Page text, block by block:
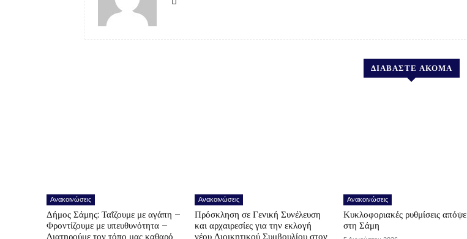
ΔΙΑΒΑΣΤΕ ΑΚΟΜΑ
Ανακοινώσεις
Δήμος Σάμης: Ταΐζουμε με αγάπη –
Φροντίζουμε με υπευθυνότητα –
Διατηρούμε τον τόπο μας καθαρό
Ανακοινώσεις
Πρόσκληση σε Γενική Συνέλευση
και αρχαιρεσίες για την εκλογή
νέου Διοικητικού Συμβουλίου στον
Ανακοινώσεις
Κυκλοφοριακές ρυθμίσεις απόψε
στη Σάμη